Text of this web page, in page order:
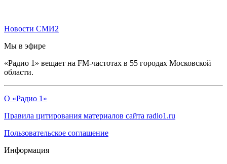
Новости СМИ2
Мы в эфире
«Радио 1» вещает на FM-частотах в 55 городах Московской
области.
О «Радио 1»
Правила цитирования материалов сайта radio1.ru
Пользовательское соглашение
Информация